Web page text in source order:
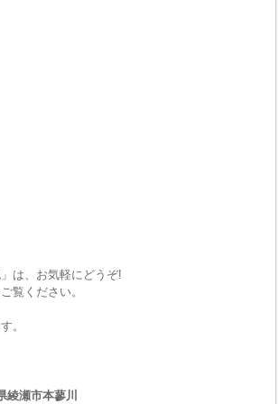
は、お気軽にどうぞ!
覧ください。
。
瀬市本蓼川